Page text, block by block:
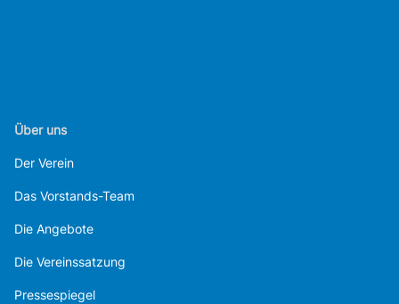
Über uns
Der Verein
Das Vorstands-Team
Die Angebote
Die Vereinssatzung
Pressespiegel